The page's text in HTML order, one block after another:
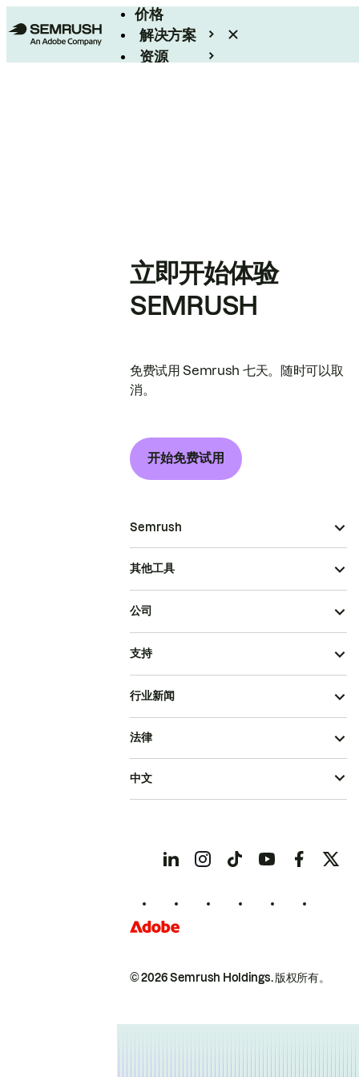
价格
解决方案
资源
立即开始体验
SEMRUSH
免费试用 Semrush 七天。随时可以取
消。
开始免费试用
Semrush
其他工具
公司
支持
行业新闻
© 2026 Semrush Holdings.版权所有。
法律
中文